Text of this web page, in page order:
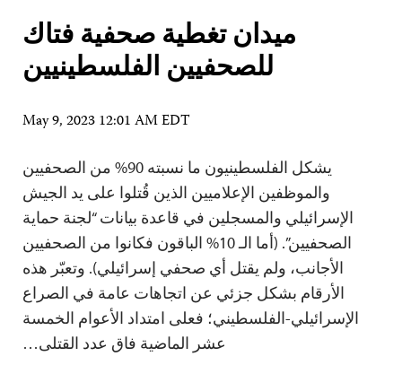
ميدان تغطية صحفية فتاك
للصحفيين الفلسطينيين
May 9, 2023 12:01 AM EDT
يشكل الفلسطينيون ما نسبته 90% من الصحفيين
والموظفين الإعلاميين الذين قُتلوا على يد الجيش
الإسرائيلي والمسجلين في قاعدة بيانات “لجنة حماية
الصحفيين”. (أما الـ 10% الباقون فكانوا من الصحفيين
الأجانب، ولم يقتل أي صحفي إسرائيلي). وتعبّر هذه
الأرقام بشكل جزئي عن اتجاهات عامة في الصراع
الإسرائيلي-الفلسطيني؛ فعلى امتداد الأعوام الخمسة
عشر الماضية فاق عدد القتلى…